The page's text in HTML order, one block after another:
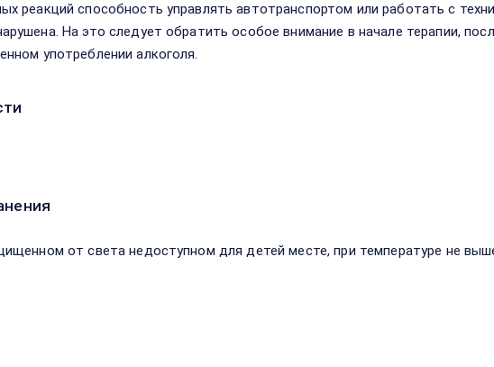
реакций способность управлять автотранспортом или работать с
На это следует обратить особое внимание в начале терапии,
употреблении алкоголя.
от света недоступном для детей месте, при температуре не